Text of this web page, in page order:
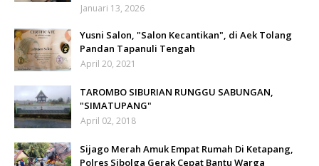
Januari 13, 2026
Yusni Salon, "Salon Kecantikan", di Aek Tolang
Pandan Tapanuli Tengah
April 20, 2021
TAROMBO SIBURIAN RUNGGU SABUNGAN,
"SIMATUPANG"
April 02, 2018
Sijago Merah Amuk Empat Rumah Di Ketapang,
Polres Sibolga Gerak Cepat Bantu Warga